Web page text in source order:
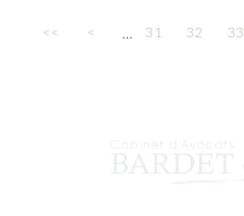
<< < ... 31 32 33